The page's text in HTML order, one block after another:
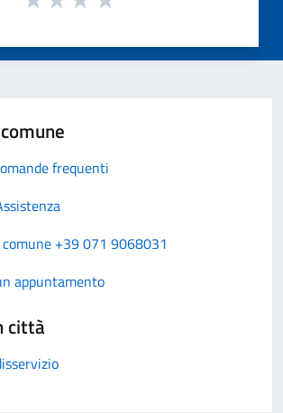
frequenti
+39 071 9068031
appuntamento
città